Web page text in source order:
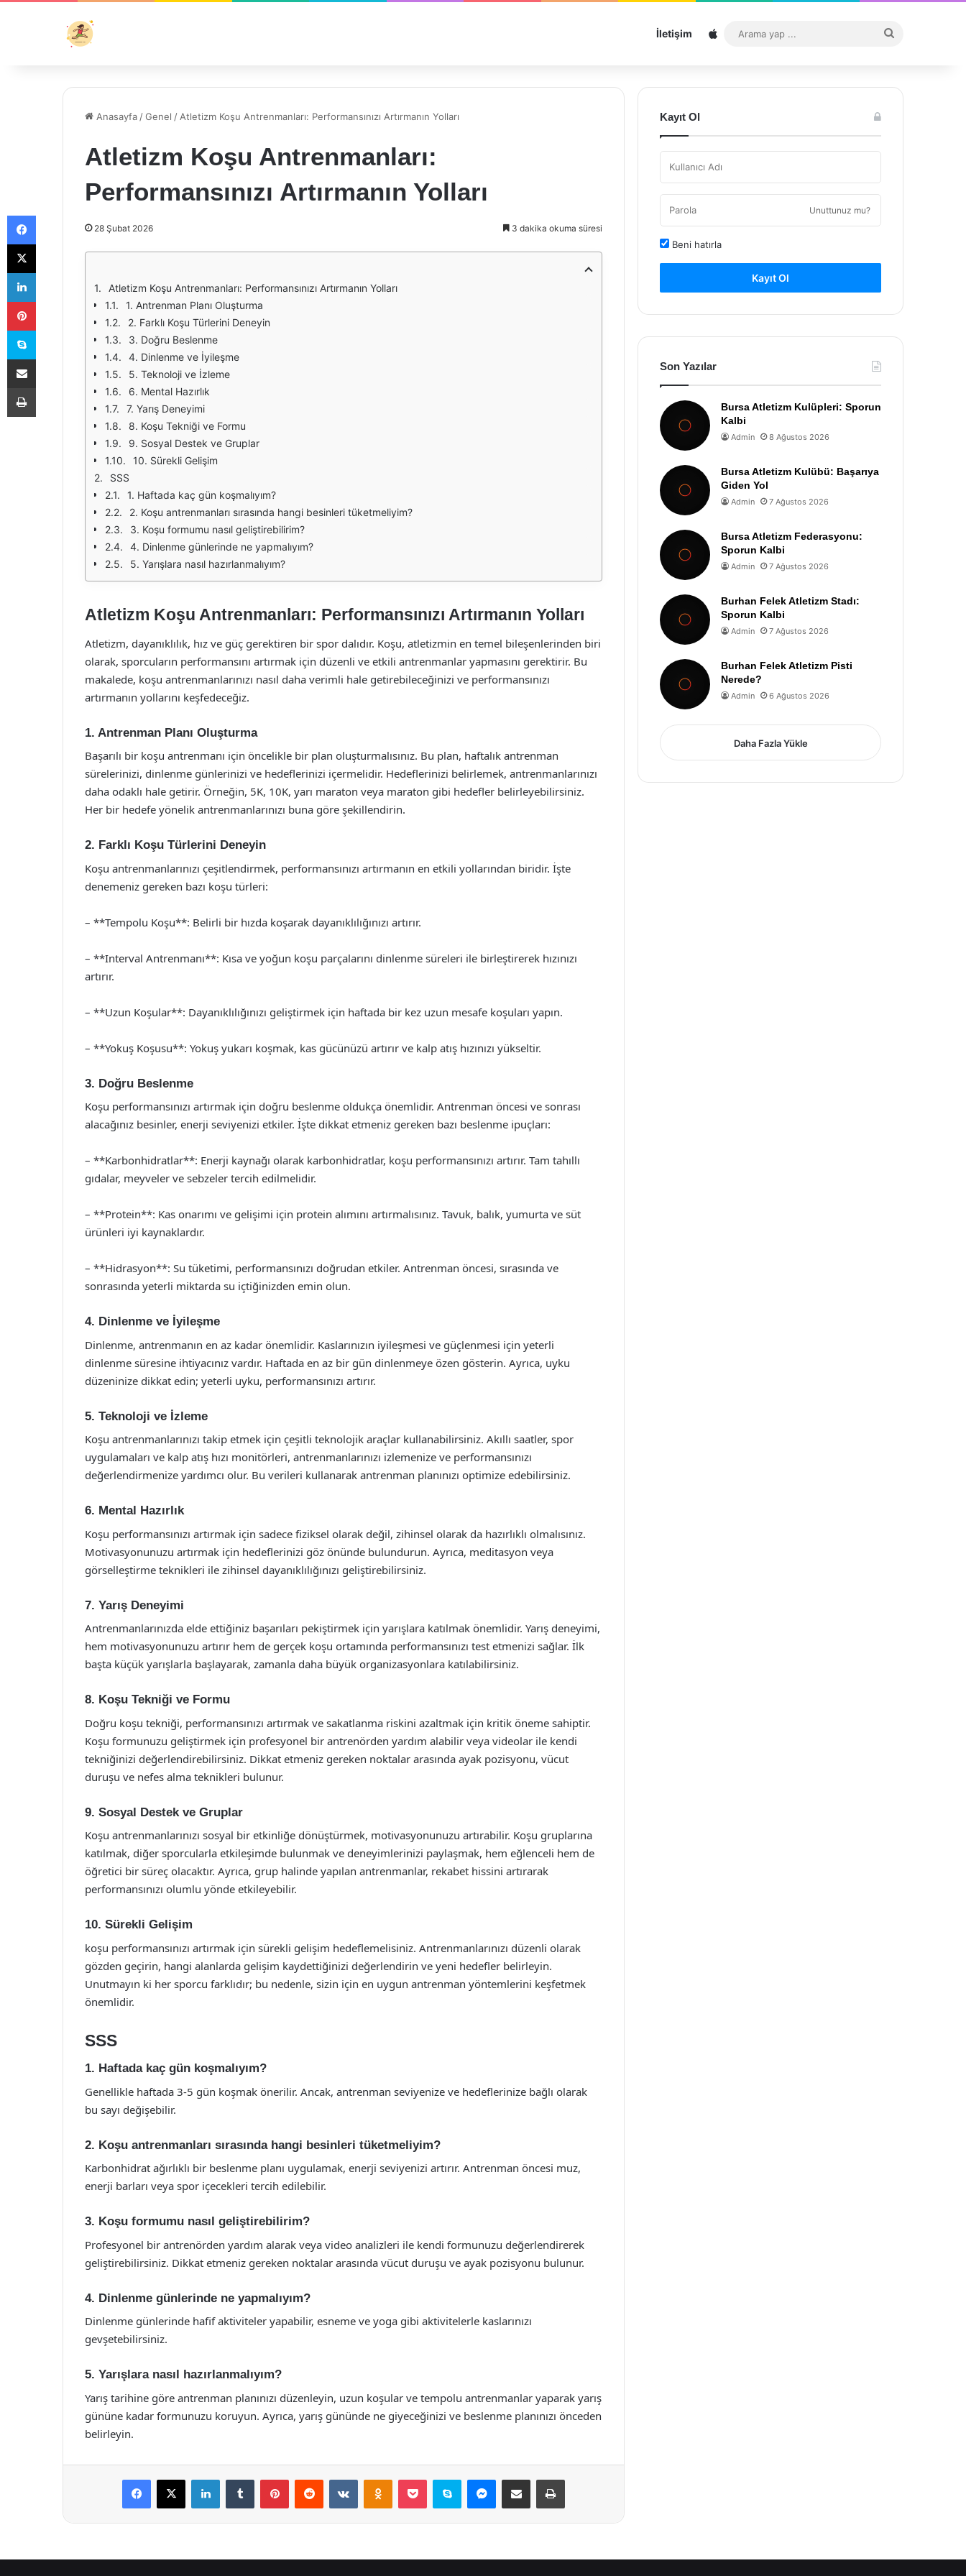
İletişim Sitemap
...
Anasayfa /Genel / Atletizm Koşu Antrenmanları: Performansınızı Artırmanın Yolları
Atletizm Koşu Antrenmanları:
Performansınızı Artırmanın Yolları
28 Şubat 2026 3 dakika okuma süresi
Atletizm Koşu Antrenmanları: Performansınızı Artırmanın Yolları
1. Antrenman Planı Oluşturma
2. Farklı Koşu Türlerini Deneyin
3. Doğru Beslenme
4. Dinlenme ve İyileşme
5. Teknoloji ve İzleme
6. Mental Hazırlık
7. Yarış Deneyimi
8. Koşu Tekniği ve Formu
9. Sosyal Destek ve Gruplar
10. Sürekli Gelişim
SSS
1. Haftada kaç gün koşmalıyım?
2. Koşu antrenmanları sırasında hangi besinleri tüketmeliyim?
3. Koşu formumu nasıl geliştirebilirim?
4. Dinlenme günlerinde ne yapmalıyım?
5. Yarışlara nasıl hazırlanmalıyım?
Atletizm Koşu Antrenmanları: Performansınızı Artırmanın Yolları
Atletizm, dayanıklılık, hız ve güç gerektiren bir spor dalıdır. Koşu, atletizmin en temel bileşenlerinden biri
olarak, sporcuların performansını artırmak için düzenli ve etkili antrenmanlar yapmasını gerektirir. Bu
makalede, koşu antrenmanlarınızı nasıl daha verimli hale getirebileceğinizi ve performansınızı
artırmanın yollarını keşfedeceğiz.
1. Antrenman Planı Oluşturma
Başarılı bir koşu antrenmanı için öncelikle bir plan oluşturmalısınız. Bu plan, haftalık antrenman
sürelerinizi, dinlenme günlerinizi ve hedeflerinizi içermelidir. Hedeflerinizi belirlemek, antrenmanlarınızı
daha odaklı hale getirir. Örneğin, 5K, 10K, yarı maraton veya maraton gibi hedefler belirleyebilirsiniz.
Her bir hedefe yönelik antrenmanlarınızı buna göre şekillendirin.
2. Farklı Koşu Türlerini Deneyin
Koşu antrenmanlarınızı çeşitlendirmek, performansınızı artırmanın en etkili yollarından biridir. İşte
denemeniz gereken bazı koşu türleri:
– **Tempolu Koşu**: Belirli bir hızda koşarak dayanıklılığınızı artırır.
– **Interval Antrenmanı**: Kısa ve yoğun koşu parçalarını dinlenme süreleri ile birleştirerek hızınızı
artırır.
– **Uzun Koşular**: Dayanıklılığınızı geliştirmek için haftada bir kez uzun mesafe koşuları yapın.
– **Yokuş Koşusu**: Yokuş yukarı koşmak, kas gücünüzü artırır ve kalp atış hızınızı yükseltir.
3. Doğru Beslenme
Koşu performansınızı artırmak için doğru beslenme oldukça önemlidir. Antrenman öncesi ve sonrası
alacağınız besinler, enerji seviyenizi etkiler. İşte dikkat etmeniz gereken bazı beslenme ipuçları:
– **Karbonhidratlar**: Enerji kaynağı olarak karbonhidratlar, koşu performansınızı artırır. Tam tahıllı
gıdalar, meyveler ve sebzeler tercih edilmelidir.
– **Protein**: Kas onarımı ve gelişimi için protein alımını artırmalısınız. Tavuk, balık, yumurta ve süt
ürünleri iyi kaynaklardır.
– **Hidrasyon**: Su tüketimi, performansınızı doğrudan etkiler. Antrenman öncesi, sırasında ve
sonrasında yeterli miktarda su içtiğinizden emin olun.
4. Dinlenme ve İyileşme
Dinlenme, antrenmanın en az kadar önemlidir. Kaslarınızın iyileşmesi ve güçlenmesi için yeterli
dinlenme süresine ihtiyacınız vardır. Haftada en az bir gün dinlenmeye özen gösterin. Ayrıca, uyku
düzeninize dikkat edin; yeterli uyku, performansınızı artırır.
5. Teknoloji ve İzleme
Koşu antrenmanlarınızı takip etmek için çeşitli teknolojik araçlar kullanabilirsiniz. Akıllı saatler, spor
uygulamaları ve kalp atış hızı monitörleri, antrenmanlarınızı izlemenize ve performansınızı
değerlendirmenize yardımcı olur. Bu verileri kullanarak antrenman planınızı optimize edebilirsiniz.
6. Mental Hazırlık
Koşu performansınızı artırmak için sadece fiziksel olarak değil, zihinsel olarak da hazırlıklı olmalısınız.
Motivasyonunuzu artırmak için hedeflerinizi göz önünde bulundurun. Ayrıca, meditasyon veya
görselleştirme teknikleri ile zihinsel dayanıklılığınızı geliştirebilirsiniz.
7. Yarış Deneyimi
Antrenmanlarınızda elde ettiğiniz başarıları pekiştirmek için yarışlara katılmak önemlidir. Yarış deneyimi,
hem motivasyonunuzu artırır hem de gerçek koşu ortamında performansınızı test etmenizi sağlar. İlk
başta küçük yarışlarla başlayarak, zamanla daha büyük organizasyonlara katılabilirsiniz.
8. Koşu Tekniği ve Formu
Doğru koşu tekniği, performansınızı artırmak ve sakatlanma riskini azaltmak için kritik öneme sahiptir.
Koşu formunuzu geliştirmek için profesyonel bir antrenörden yardım alabilir veya videolar ile kendi
tekniğinizi değerlendirebilirsiniz. Dikkat etmeniz gereken noktalar arasında ayak pozisyonu, vücut
duruşu ve nefes alma teknikleri bulunur.
9. Sosyal Destek ve Gruplar
Koşu antrenmanlarınızı sosyal bir etkinliğe dönüştürmek, motivasyonunuzu artırabilir. Koşu gruplarına
katılmak, diğer sporcularla etkileşimde bulunmak ve deneyimlerinizi paylaşmak, hem eğlenceli hem de
öğretici bir süreç olacaktır. Ayrıca, grup halinde yapılan antrenmanlar, rekabet hissini artırarak
performansınızı olumlu yönde etkileyebilir.
10. Sürekli Gelişim
koşu performansınızı artırmak için sürekli gelişim hedeflemelisiniz. Antrenmanlarınızı düzenli olarak
gözden geçirin, hangi alanlarda gelişim kaydettiğinizi değerlendirin ve yeni hedefler belirleyin.
Unutmayın ki her sporcu farklıdır; bu nedenle, sizin için en uygun antrenman yöntemlerini keşfetmek
önemlidir.
SSS
1. Haftada kaç gün koşmalıyım?
Genellikle haftada 3-5 gün koşmak önerilir. Ancak, antrenman seviyenize ve hedeflerinize bağlı olarak
bu sayı değişebilir.
2. Koşu antrenmanları sırasında hangi besinleri tüketmeliyim?
Karbonhidrat ağırlıklı bir beslenme planı uygulamak, enerji seviyenizi artırır. Antrenman öncesi muz,
enerji barları veya spor içecekleri tercih edilebilir.
3. Koşu formumu nasıl geliştirebilirim?
Profesyonel bir antrenörden yardım alarak veya video analizleri ile kendi formunuzu değerlendirerek
geliştirebilirsiniz. Dikkat etmeniz gereken noktalar arasında vücut duruşu ve ayak pozisyonu bulunur.
4. Dinlenme günlerinde ne yapmalıyım?
Dinlenme günlerinde hafif aktiviteler yapabilir, esneme ve yoga gibi aktivitelerle kaslarınızı
gevşetebilirsiniz.
5. Yarışlara nasıl hazırlanmalıyım?
Yarış tarihine göre antrenman planınızı düzenleyin, uzun koşular ve tempolu antrenmanlar yaparak yarış
gününe kadar formunuzu koruyun. Ayrıca, yarış gününde ne giyeceğinizi ve beslenme planınızı önceden
belirleyin.
Facebook
X LinkedInTumblr PinterestReddit VKontakteOdnoklassniki
Pocket Skype Messenger
E-Posta ile paylaş Yazdır
Kayıt Ol
Unuttunuz mu?
Beni hatırla
Kayıt Ol
Son Yazılar
Bursa Atletizm Kulüpleri: Sporun
Kalbi
Admin 8 Ağustos 2026
Bursa Atletizm Kulübü: Başarıya
Giden Yol
Admin 7 Ağustos 2026
Bursa Atletizm Federasyonu:
Sporun Kalbi
Admin 7 Ağustos 2026
Burhan Felek Atletizm Stadı:
Sporun Kalbi
Admin 7 Ağustos 2026
Burhan Felek Atletizm Pisti
Nerede?
Admin 6 Ağustos 2026
Daha Fazla Yükle
Facebook
X
LinkedIn
Pinterest
Skype
E-Posta ile paylaş